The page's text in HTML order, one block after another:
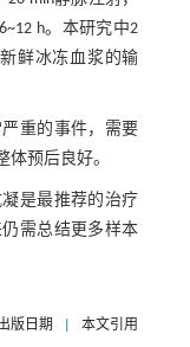
h。本研究中2
鲜冰冻血浆的输
重的事件，需要
预后良好。
是最推荐的治疗
需总结更多样本
版日期 本文引用